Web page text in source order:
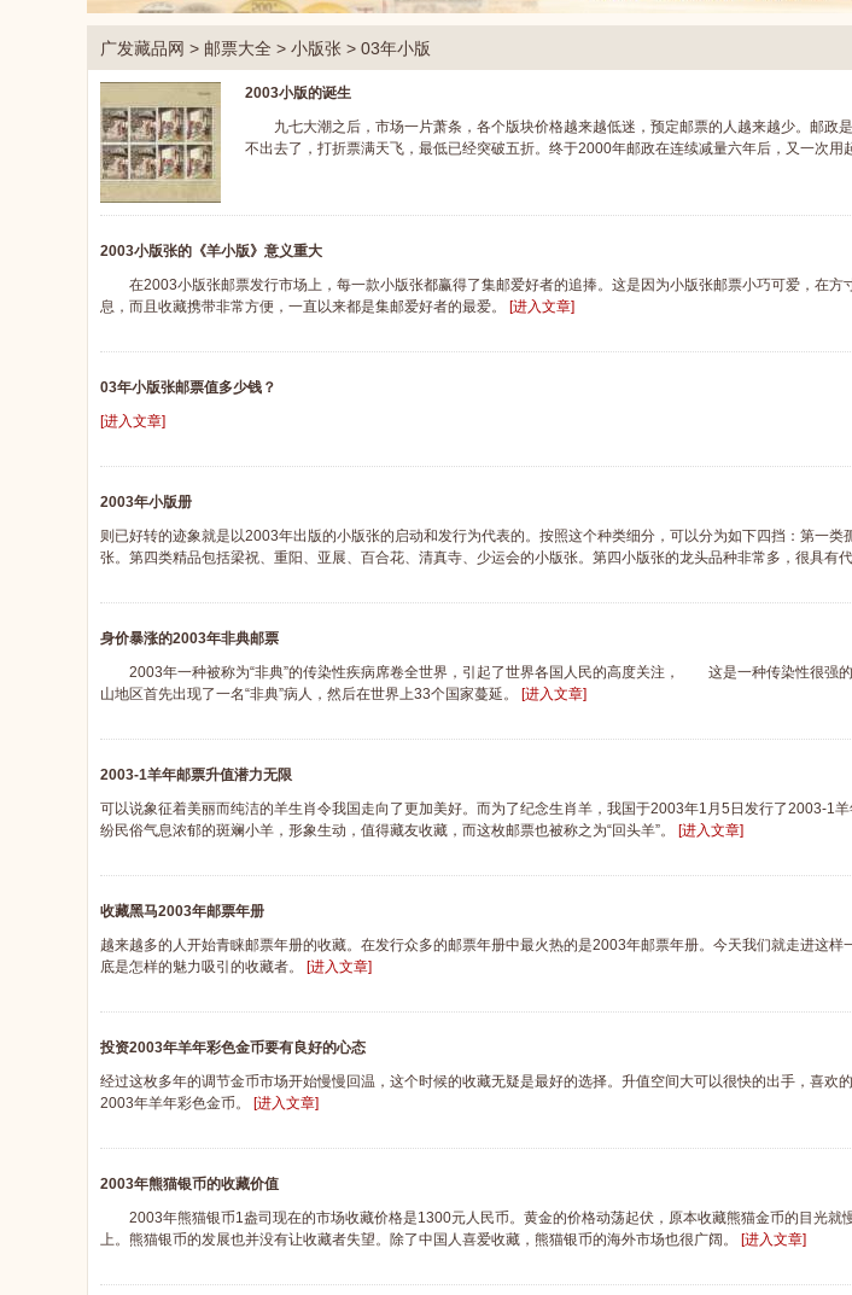
广发藏品网 > 邮票大全 > 小版张 > 03年小版
2003小版的诞生
九七大潮之后，市场一片萧条，各个版块价格越来越低迷，预定邮票的人越来越少。邮政
不出去了，打折票满天飞，最低已经突破五折。终于2000年邮政在连续减量六年后，又一次用
2003小版张的《羊小版》意义重大
在2003小版张邮票发行市场上，每一款小版张都赢得了集邮爱好者的追捧。这是因为小版张邮票小巧可爱，在方
息，而且收藏携带非常方便，一直以来都是集邮爱好者的最爱。 [进入文章]
03年小版张邮票值多少钱？
[进入文章]
2003年小版册
则已好转的迹象就是以2003年出版的小版张的启动和发行为代表的。按照这个种类细分，可以分为如下四挡：第一类
张。第四类精品包括梁祝、重阳、亚展、百合花、清真寺、少运会的小版张。第四小版张的龙头品种非常多，很具有代
身价暴涨的2003年非典邮票
2003年一种被称为“非典”的传染性疾病席卷全世界，引起了世界各国人民的高度关注， 这是一种传染性很强
山地区首先出现了一名“非典”病人，然后在世界上33个国家蔓延。 [进入文章]
2003-1羊年邮票升值潜力无限
可以说象征着美丽而纯洁的羊生肖令我国走向了更加美好。而为了纪念生肖羊，我国于2003年1月5日发行了2003-1
纷民俗气息浓郁的斑斓小羊，形象生动，值得藏友收藏，而这枚邮票也被称之为“回头羊”。 [进入文章]
收藏黑马2003年邮票年册
越来越多的人开始青睐邮票年册的收藏。在发行众多的邮票年册中最火热的是2003年邮票年册。今天我们就走进这样
底是怎样的魅力吸引的收藏者。 [进入文章]
投资2003年羊年彩色金币要有良好的心态
经过这枚多年的调节金币市场开始慢慢回温，这个时候的收藏无疑是最好的选择。升值空间大可以很快的出手，喜欢
2003年羊年彩色金币。 [进入文章]
2003年熊猫银币的收藏价值
2003年熊猫银币1盎司现在的市场收藏价格是1300元人民币。黄金的价格动荡起伏，原本收藏熊猫金币的目光就
上。熊猫银币的发展也并没有让收藏者失望。除了中国人喜爱收藏，熊猫银币的海外市场也很广阔。 [进入文章]